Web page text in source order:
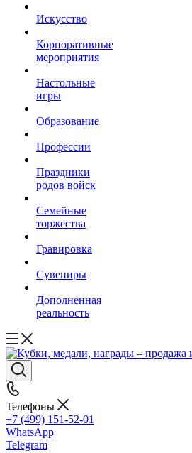
Искусство
Корпоративные
мероприятия
Настольные
игры
Образование
Профессии
Праздники
родов войск
Семейные
торжества
Гравировка
Сувениры
Дополненная
реальность
Телефоны
+7 (499) 151-52-01
WhatsApp
Telegram